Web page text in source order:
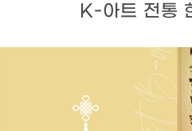
K-아트 전통